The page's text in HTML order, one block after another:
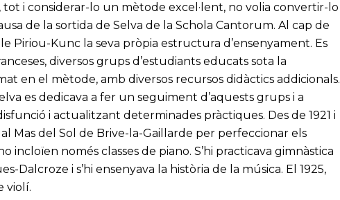
tot i considerar-lo un mètode excel·lent, no volia convertir-lo
de la sortida de Selva de la Schola Cantorum. Al cap de
Piriou-Kunc la seva pròpia estructura d’ensenyament. Es
diversos grups d’estudiants educats sota la
en el mètode, amb diversos recursos didàctics addicionals.
es dedicava a fer un seguiment d’aquests grups i a
i actualitzant determinades pràctiques. Des de 1921 i
Mas del Sol de Brive-la-Gaillarde per perfeccionar els
incloïen només classes de piano. S’hi practicava gimnàstica
Dalcroze i s’hi ensenyava la història de la música. El 1925,
violí.